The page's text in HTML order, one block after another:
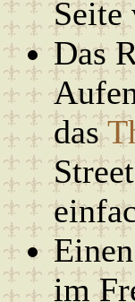
Das
das
im